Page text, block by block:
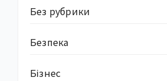
Без рубрики
Безпека
Бізнес